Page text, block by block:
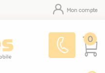
Mon compte
0